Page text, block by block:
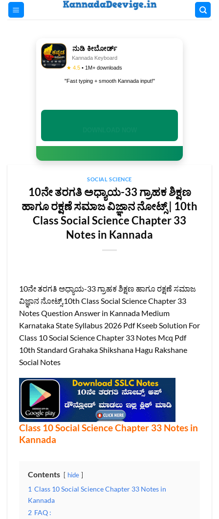
Skip
ನುಡಿ ಕೀಬೋರ್ಡ್
Kannada Keyboard
★ 4.5 • 1M+ downloads
"Fast typing + smooth Kannada input!"
SOCIAL SCIENCE
10ನೇ ತರಗತಿ ಅಧ್ಯಾಯ-33 ಗ್ರಾಹಕ ಶಿಕ್ಷಣ
ಹಾಗೂ ರಕ್ಷಣೆ ಸಮಾಜ ವಿಜ್ಞಾನ ನೋಟ್ಸ್‌ | 10th
Class Social Science Chapter 33
Notes in Kannada
10ನೇ ತರಗತಿ ಅಧ್ಯಾಯ-33 ಗ್ರಾಹಕ ಶಿಕ್ಷಣ ಹಾಗೂ ರಕ್ಷಣೆ ಸಮಾಜ
ವಿಜ್ಞಾನ ನೋಟ್ಸ್‌,10th Class Social Science Chapter 33
Notes Question Answer in Kannada Medium
Karnataka State Syllabus 2026 Pdf Kseeb Solution For
Class 10 Social Science Chapter 33 Notes Mcq Pdf
10th Standard Grahaka Shikshana Hagu Rakshane
Social Notes
Class 10 Social Science Chapter 33 Notes in
Kannada
Contents hide
1 Class 10 Social Science Chapter 33 Notes in
Kannada
2 FAQ :